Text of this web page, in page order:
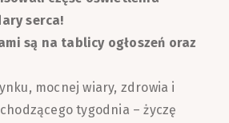
serca!
są na tablicy ogłoszeń oraz
mocnej wiary, zdrowia i
tygodnia – życzę